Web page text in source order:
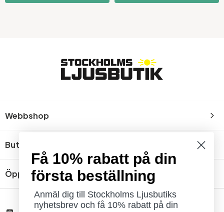
Webbshop
Butik
Öppettider
Få 10% rabatt på din
första beställning
Anmäl dig till Stockholms Ljusbutiks
nyhetsbrev och få 10% rabatt på din